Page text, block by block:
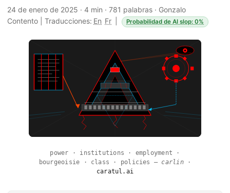
24 de enero de 2025 · 4 min · 781 palabras · Gonzalo
Contento
Traducciones: En Fr Probabilidad de AI slop: 0%
power · institutions · employment ·
bourgeoisie · class · policies — carlin·
caratul.ai